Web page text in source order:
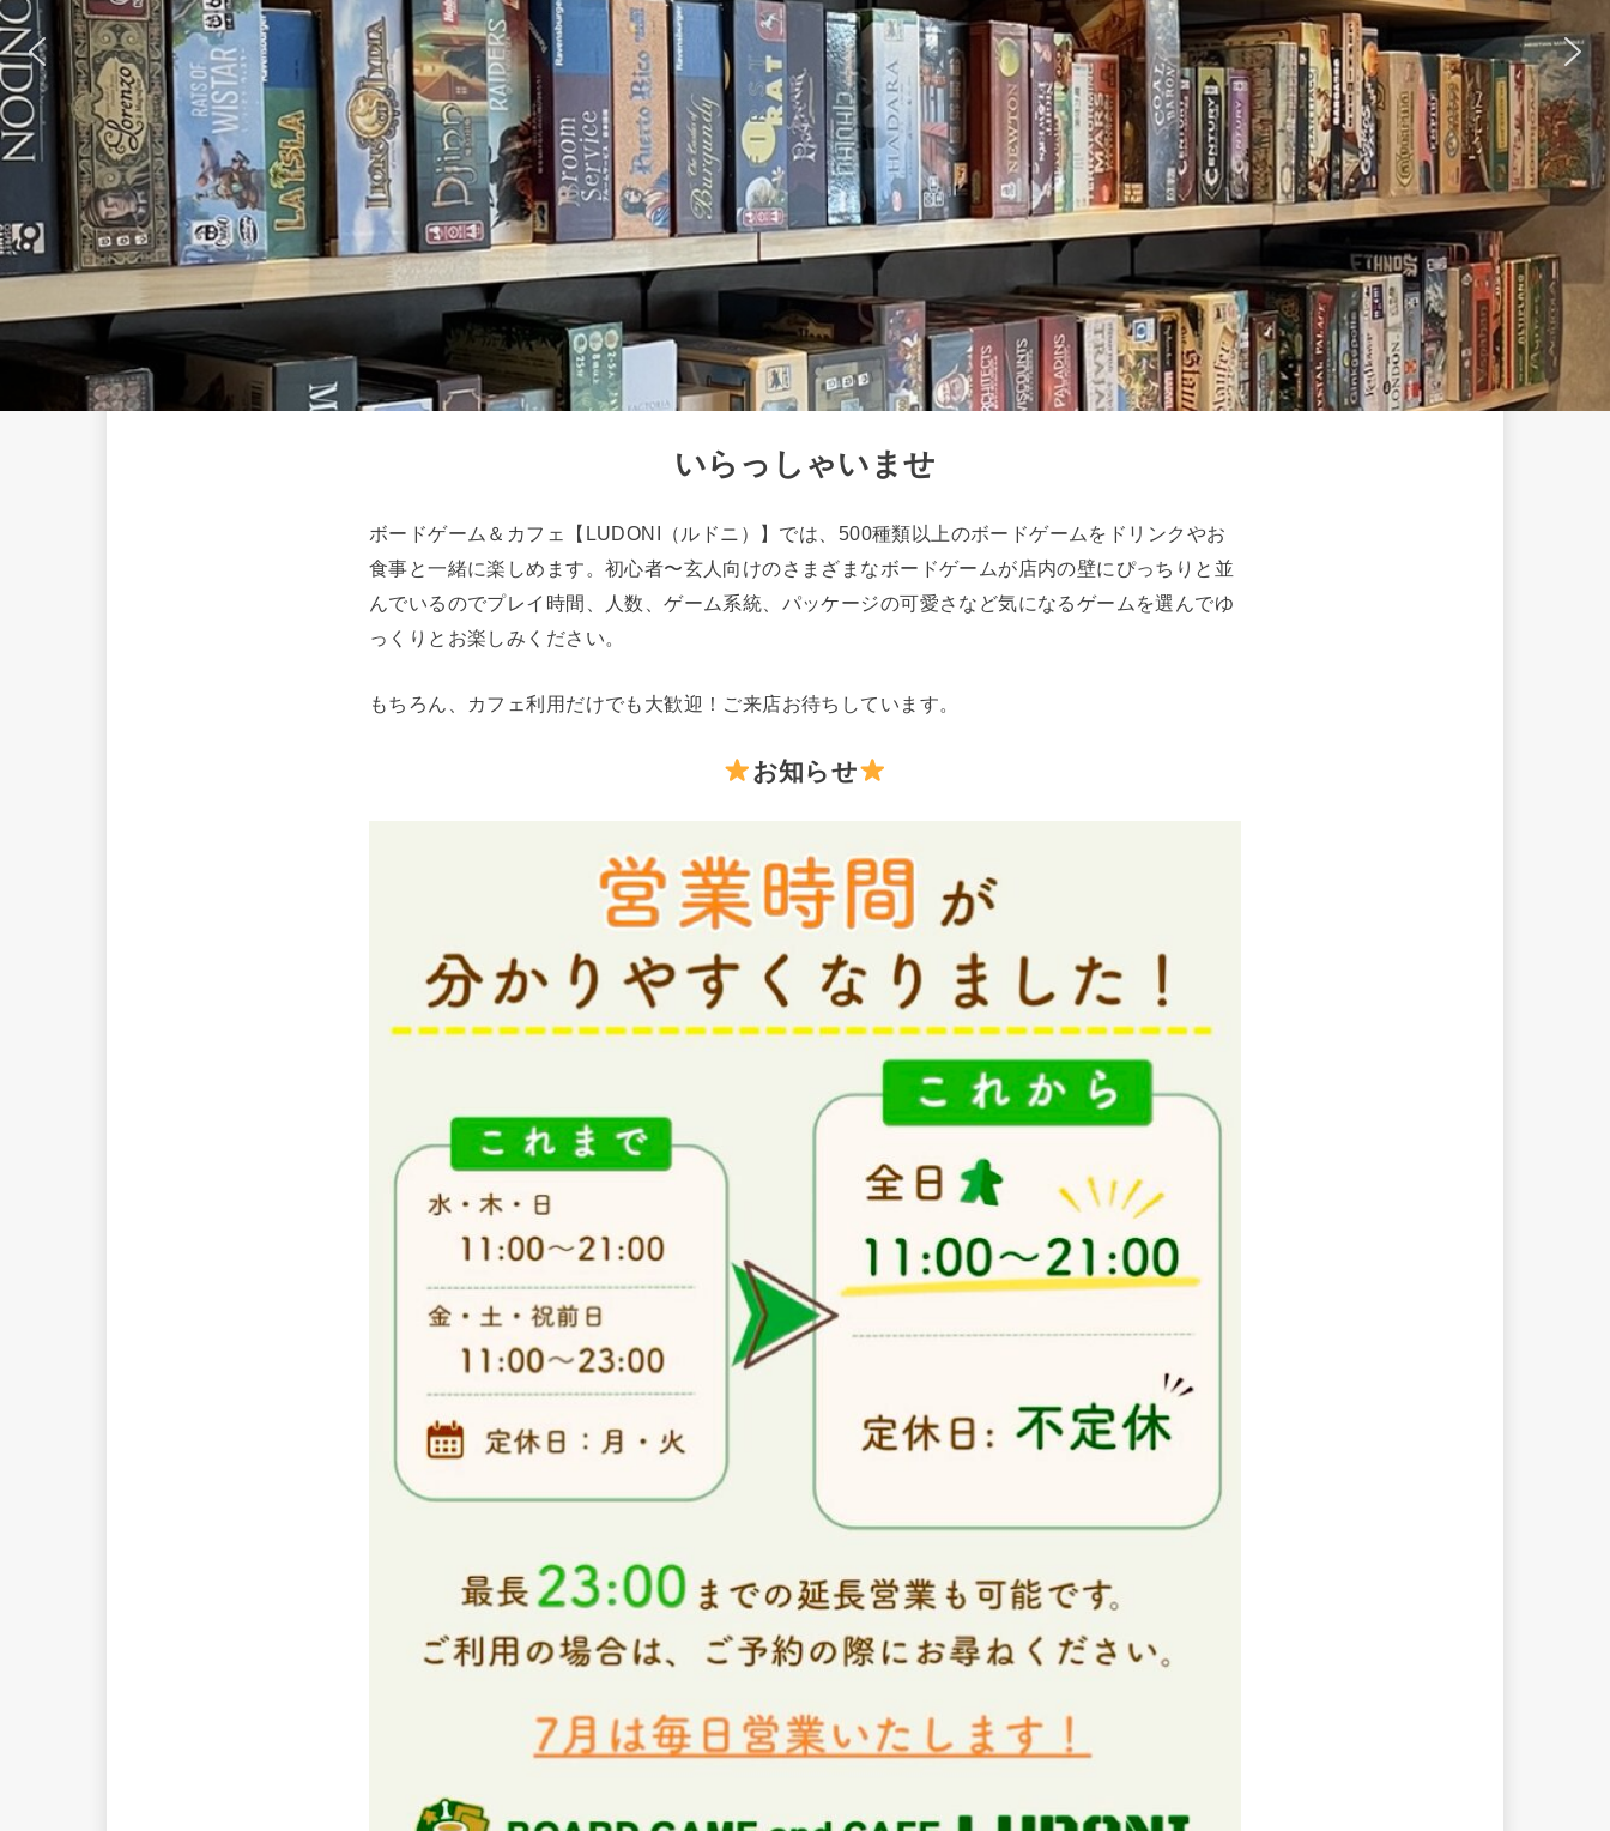
いらっしゃいませ
ボードゲーム＆カフェ【LUDONI（ルドニ）】では、500種類以上のボードゲームをドリンクやお
食事と一緒に楽しめます。初心者〜玄人向けのさまざまなボードゲームが店内の壁にぴっちりと並
んでいるのでプレイ時間、人数、ゲーム系統、パッケージの可愛さなど気になるゲームを選んでゆ
っくりとお楽しみください。
もちろん、カフェ利用だけでも大歓迎！ご来店お待ちしています。
お知らせ